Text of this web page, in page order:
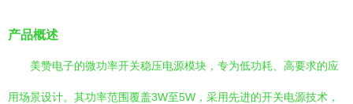
产品概述
美赞电子的微功率开关稳压电源模块，专为低功耗、高要求的应
用场景设计。其功率范围覆盖3W至5W，采用先进的开关电源技术，